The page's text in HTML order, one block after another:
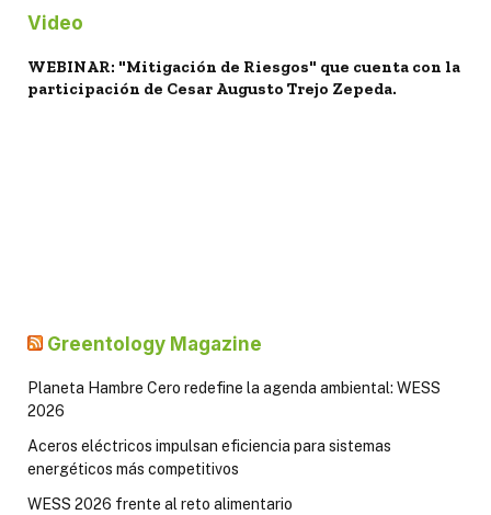
Video
WEBINAR: "Mitigación de Riesgos" que cuenta con la
participación de Cesar Augusto Trejo Zepeda.
Greentology Magazine
Planeta Hambre Cero redefine la agenda ambiental: WESS
2026
Aceros eléctricos impulsan eficiencia para sistemas
energéticos más competitivos
WESS 2026 frente al reto alimentario